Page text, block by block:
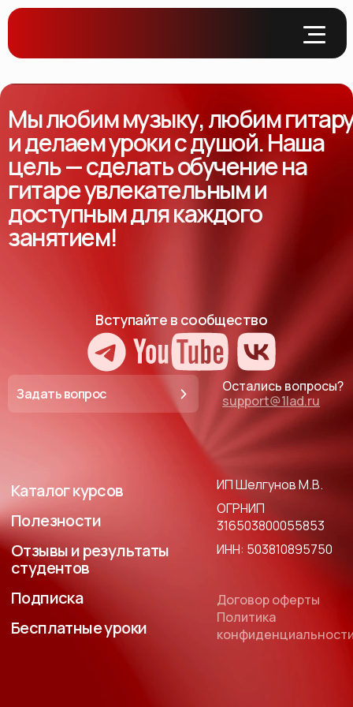
Мы любим музыку, любим
и делаем уроки с душой. Наша
цель — сделать обучение на
гитаре увлекательным и
доступным для каждого
занятием!
Вступайте в сообщество
Остались вопросы?
support@1lad.ru
Задать вопрос
Каталог курсов
Полезности
Отзывы и результаты
студентов
Подписка
Бесплатные уроки
ИП Шелгунов М.В.
ОГРНИП
316503800055853
ИНН: 503810895750
Договор оферты
Политика